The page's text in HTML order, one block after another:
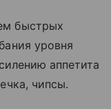
быстрых
уровня
аппетита
чипсы.